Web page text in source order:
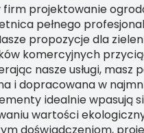
firm projektowanie
pełnego
propozycje dla
komercyjnych
nasze usługi, masz
i dopracowana w
idealnie wpasują
wartości